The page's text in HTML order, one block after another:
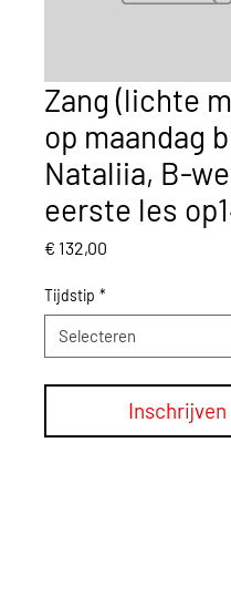
Zang (lichte
op maandag
Nataliia, B-
eerste les
€ 132,00
Tijdstip *
Inschrijven